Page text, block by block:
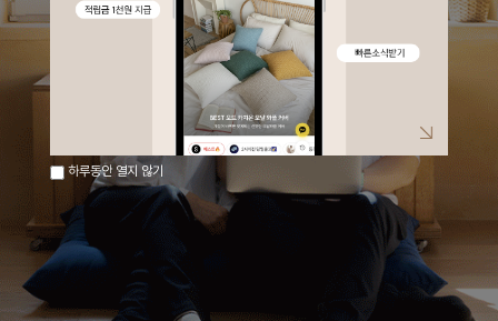
하루동안 열지 않기